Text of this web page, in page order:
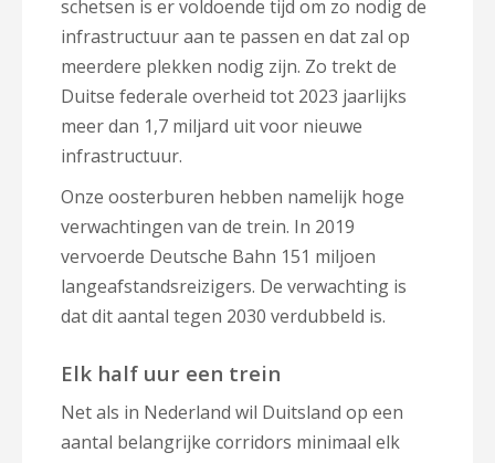
schetsen is er voldoende tijd om zo nodig de
infrastructuur aan te passen en dat zal op
meerdere plekken nodig zijn. Zo trekt de
Duitse federale overheid tot 2023 jaarlijks
meer dan 1,7 miljard uit voor nieuwe
infrastructuur.
Onze oosterburen hebben namelijk hoge
verwachtingen van de trein. In 2019
vervoerde Deutsche Bahn 151 miljoen
langeafstandsreizigers. De verwachting is
dat dit aantal tegen 2030 verdubbeld is.
Elk half uur een trein
Net als in Nederland wil Duitsland op een
aantal belangrijke corridors minimaal elk